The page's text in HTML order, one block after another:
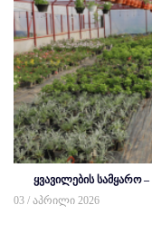
ყვავილების სამყარო
03 / აპრილი 2026